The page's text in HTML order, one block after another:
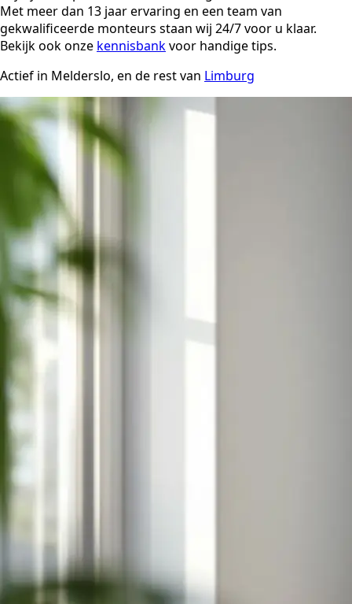
Met meer dan 13 jaar ervaring en een team van
gekwalificeerde monteurs staan wij 24/7 voor u klaar.
Bekijk ook onze kennisbankvoor handige tips.
Actief in Melderslo, en de rest van Limburg